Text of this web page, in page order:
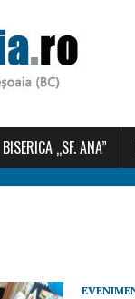
BISERICA „SF. ANA”